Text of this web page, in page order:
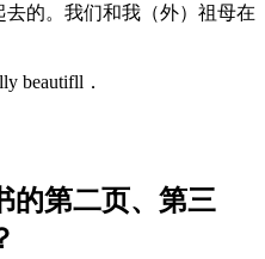
的。我们和我（外）祖母在
beautifll．
的第二页、第三